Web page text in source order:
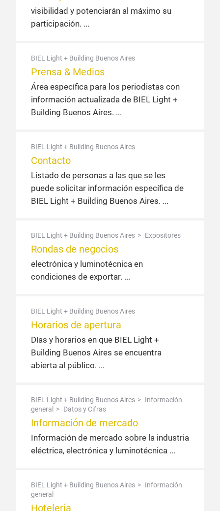
visibilidad y potenciarán al máximo su
participación.
BIEL Light + Building Buenos Aires
Prensa & Medios
Área específica para los periodistas con
información actualizada de BIEL Light +
Building Buenos Aires.
BIEL Light + Building Buenos Aires
Contacto
Listado de personas a las que se les
puede solicitar información específica de
BIEL Light + Building Buenos Aires.
BIEL Light + Building Buenos Aires Expositores
Rondas de negocios
electrónica y luminotécnica en
condiciones de exportar.
BIEL Light + Building Buenos Aires
Horarios de apertura
Días y horarios en que BIEL Light +
Building Buenos Aires se encuentra
abierta al público.
BIEL Light + Building Buenos Aires
Información
general
Datos y Cifras
Información de mercado
Información de mercado sobre la industria
eléctrica, electrónica y luminotécnica
BIEL Light + Building Buenos Aires
Información
general
Hotelería